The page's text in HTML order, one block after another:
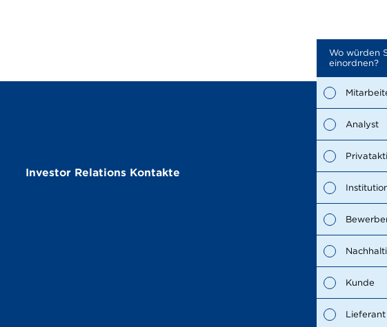
Investor Relations Kontakte
Wo würden
einordnen?
Analyst
Kunde
Lieferant